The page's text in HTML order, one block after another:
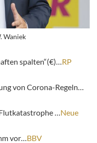
Waniek
spalten“(€)…RP
von Corona-Regeln…
…Neue
vor…BBV